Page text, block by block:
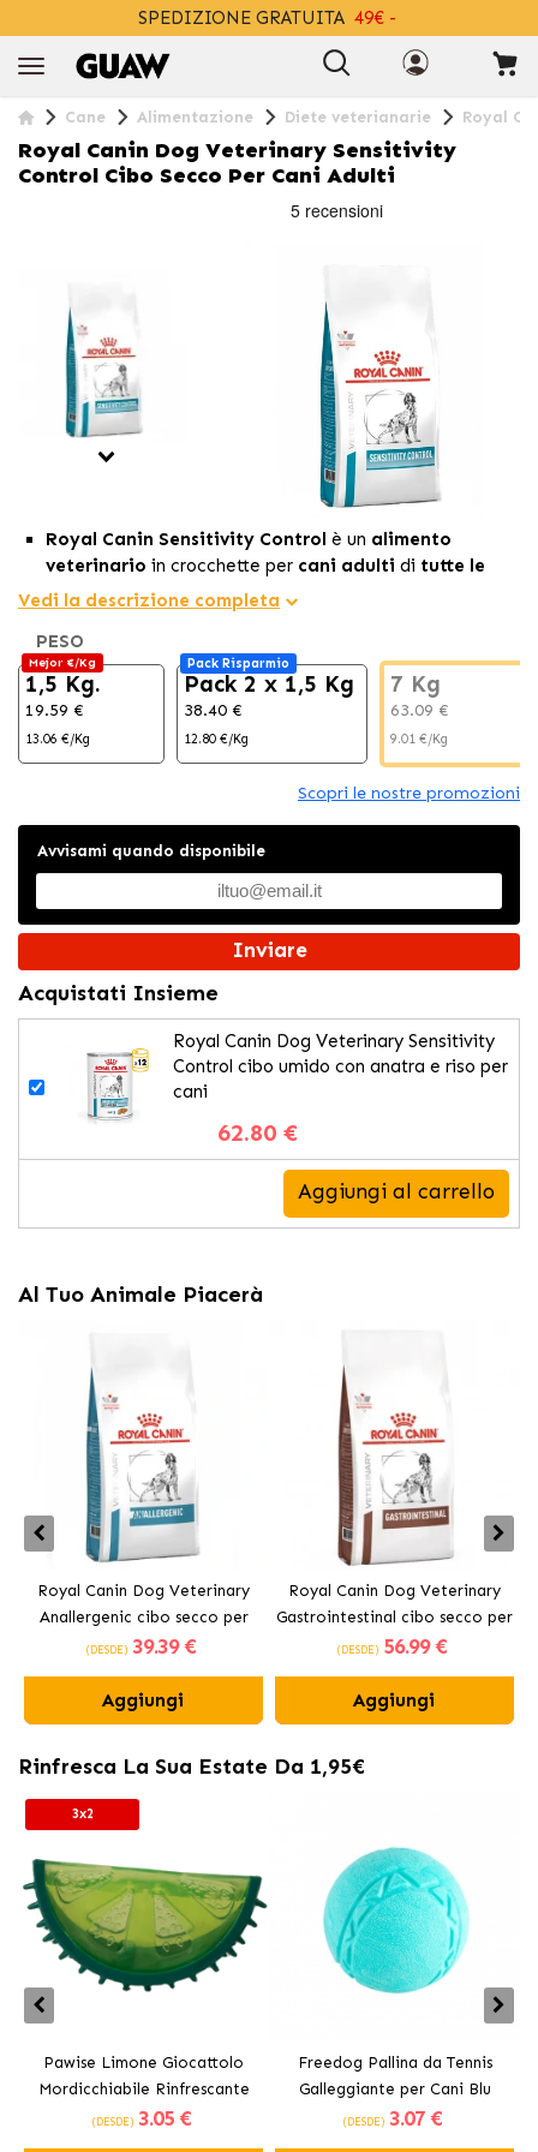
SPEDIZIONE GRATUITA 49€ -
Cane Alimentazione Diete veterianarie Royal
Royal Canin Dog Veterinary Sensitivity
Control Cibo Secco Per Cani Adulti
Royal Canin Sensitivity Control è un alimento
veterinario in crocchette per cani adulti di tutte le
razze, appositamente formulato per soddisfare le
del tuo SuperCane.
Contribuisce a
nutrienti,proteggendoilsistema digestivoe lapelle.
Contiene acidi grassiEPA e DHA che contribuiscono a
tuo cane.
Vedi la descrizione completa
PESO
Mejor €/Kg
1,5 Kg.
19.59 €
13.06 €/Kg
Pack Risparmio
Pack 2 x 1,5 Kg
38.40 €
12.80 €/Kg
7 Kg
63.09 €
9.01 €/Kg
Scopri le nostre promozioni
Avvisami quando disponibile
Inviare
Acquistati Insieme
Royal Canin Dog Veterinary Sensitivity
Control cibo umido con anatra e riso per
cani
62.80 €
Aggiungi al carrello
Al Tuo Animale Piacerà
Royal Canin Dog Veterinary
Anallergenic cibo secco per
cani adulti
(DESDE) 39.39 €
Aggiungi
Royal Canin Dog Veterinary
Gastrointestinal cibo secco per
cani adulti
(DESDE) 56.99 €
Aggiungi
Rinfresca La Sua Estate Da 1,95€
3x2
Pawise Limone Giocattolo
Mordicchiabile Rinfrescante
per Cani 12 cm
(DESDE) 3.05 €
Freedog Pallina da Tennis
Galleggiante per Cani Blu
(DESDE) 3.07 €